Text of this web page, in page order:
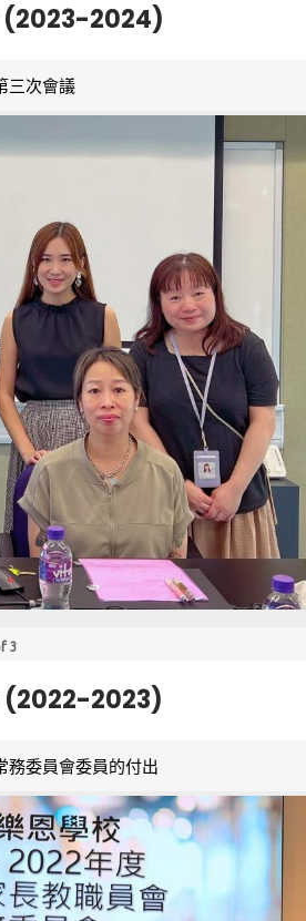
(2023-2024)
三次會議
3
(2022-2023)
務委員會委員的付出